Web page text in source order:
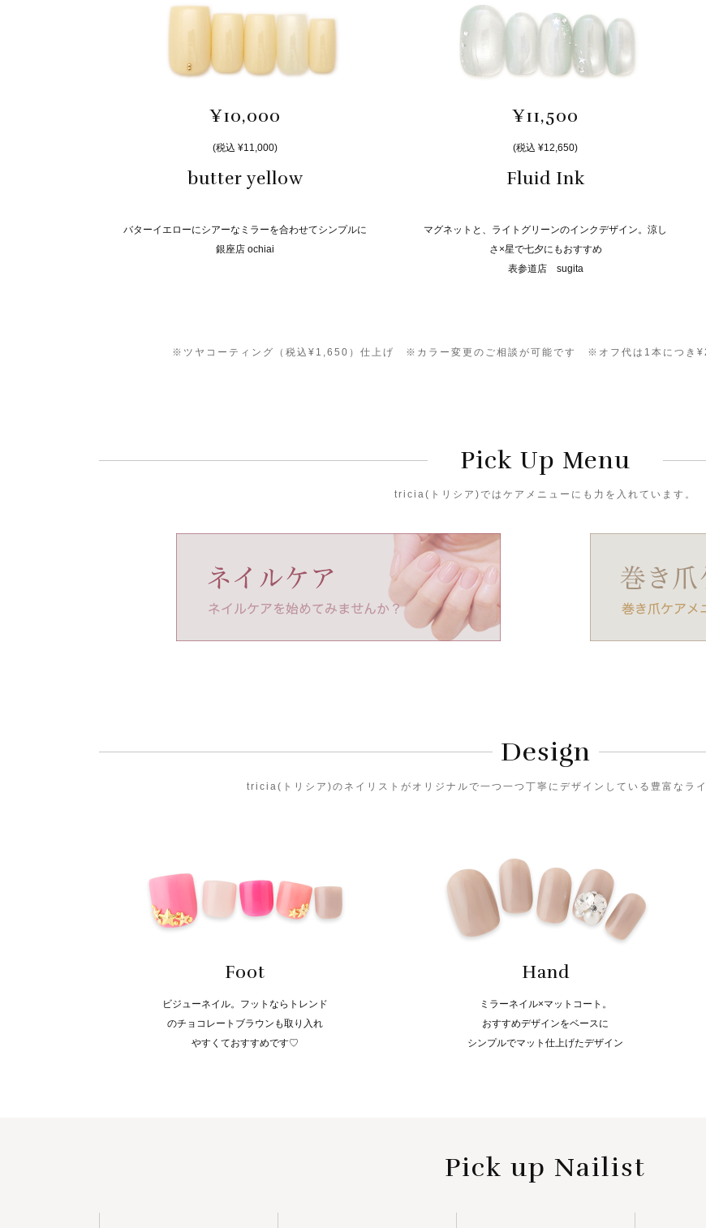
¥10,000
(税込 ¥11,000)
butter yellow
バターイエローにシアーなミラーを合わせてシンプルに
銀座店 ochiai
¥11,500
(税込 ¥12,650)
Fluid Ink
マグネットと、ライトグリーンのインクデザイン。涼し
さ×星で七夕にもおすすめ
表参道店 sugita
※ツヤコーティング（税込¥1,650）仕上げ ※カラー変更のご相談が可能です ※オフ代は1本につき
Pick Up Menu
tricia(トリシア)ではケアメニューにも力を入れています。
Design
tricia(トリシア)のネイリストがオリジナルで一つ一つ丁寧にデザインしている豊富なラ
Foot
ビジューネイル。フットならトレンド
のチョコレートブラウンも取り入れ
やすくておすすめです♡
Hand
ミラーネイル×マットコート。
おすすめデザインをベースに
シンプルでマット仕上げたデザイン
Pick up Nailist